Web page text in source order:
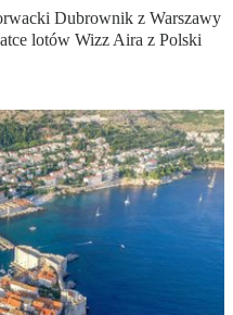
Dubrownik z Warszawy
lotów Wizz Aira z Polski